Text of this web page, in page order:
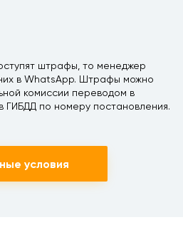
штрафы, то менеджер
в WhatsApp. Штрафы можно
комиссии переводом в
по номеру постановления.
условия